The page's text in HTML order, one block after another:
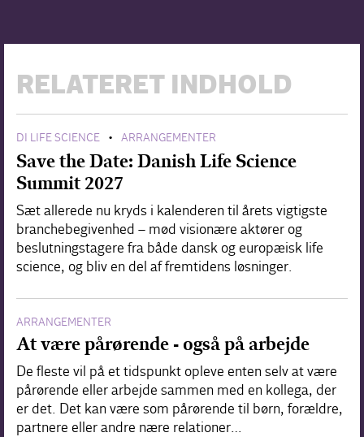
RELATERET INDHOLD
DI LIFE SCIENCE • ARRANGEMENTER
Save the Date: Danish Life Science
Summit 2027
Sæt allerede nu kryds i kalenderen til årets vigtigste
branchebegivenhed – mød visionære aktører og
beslutningstagere fra både dansk og europæisk life
science, og bliv en del af fremtidens løsninger.
ARRANGEMENTER
At være pårørende - også på arbejde
De fleste vil på et tidspunkt opleve enten selv at være
pårørende eller arbejde sammen med en kollega, der
er det. Det kan være som pårørende til børn, forældre,
partnere eller andre nære relationer…